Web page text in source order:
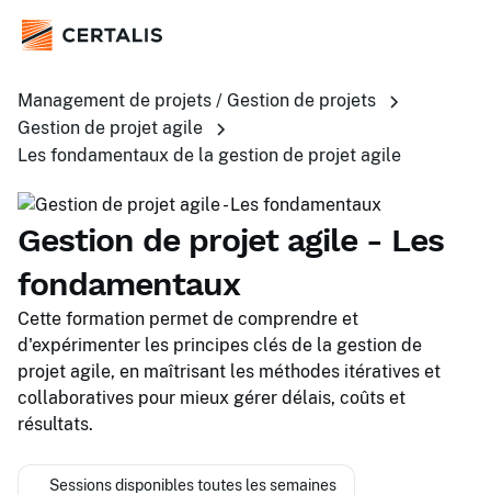
Management de projets / Gestion de projets
Gestion de projet agile
Les fondamentaux de la gestion de projet agile
Gestion de projet agile - Les
fondamentaux
Cette formation permet de comprendre et
d'expérimenter les principes clés de la gestion de
projet agile, en maîtrisant les méthodes itératives et
collaboratives pour mieux gérer délais, coûts et
résultats.
Sessions disponibles toutes les semaines